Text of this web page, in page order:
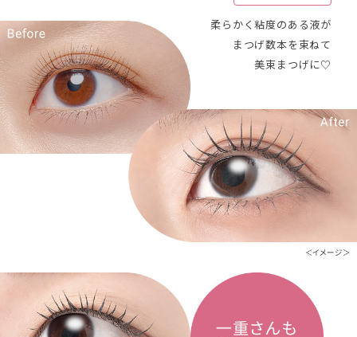
柔らかく粘度のある液が
まつげ数本を束ねて
美束まつげに♡